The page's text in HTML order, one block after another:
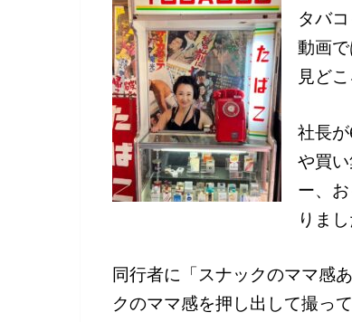
タバ
動画
見ど
社長
や買
ー、
りま
同行者に「スナックのママ感
クのママ感を押し出して撮って